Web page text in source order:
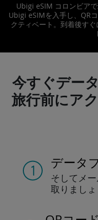
Ubigi eSIM コロンビア
Ubigi eSIMを入手し、QR
クティベート。到着後す
今すぐデー
旅行前にア
データ
そしてメ
取りまし